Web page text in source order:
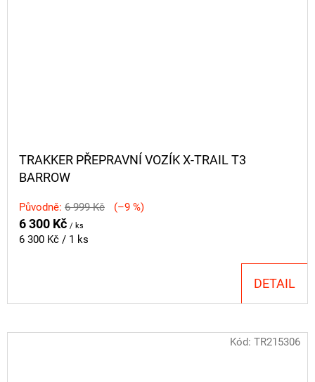
TRAKKER PŘEPRAVNÍ VOZÍK X-TRAIL T3
BARROW
Původně: 6 999 Kč (–9 %)
6 300 Kč / ks
Měrná
6 300 Kč / 1 ks
DETAIL
Kód: TR215306